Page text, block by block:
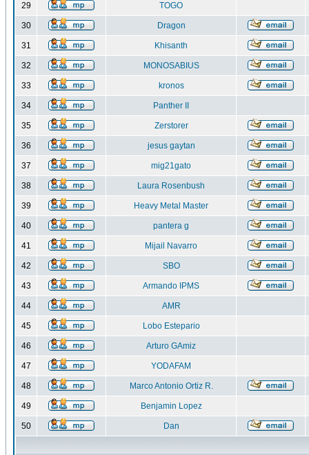
29 TOGO
30 Dragon
31 Khisanth
32 MONOSABIUS
33 kronos
34 Panther II
35 Zerstorer
36 jesus gaytan
37 mig21gato
38 Laura Rosenbush
39 Heavy Metal Master
40 pantera g
41 Mijail Navarro
42 SBO
43 Armando IPMS
44 AMR
45 Lobo Estepario
46 Arturo GAmiz
47 YODAFAM
48 Marco Antonio Ortiz R.
49 Benjamin Lopez
50 Dan